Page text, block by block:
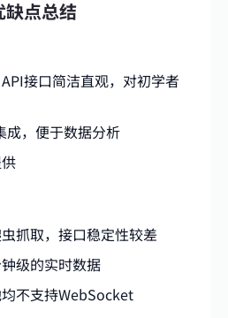
点总结
接口简洁直观，对初学者
成，便于数据分析
抓取，接口稳定性较差
级的实时数据
不支持WebSocket